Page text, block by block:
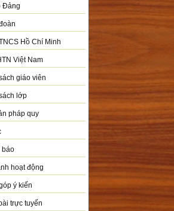
Đảng
Hồ Chí Minh
Việt Nam
giáo viên
lớp
pháp quy
báo
hoạt động
ý kiến
trực tuyến